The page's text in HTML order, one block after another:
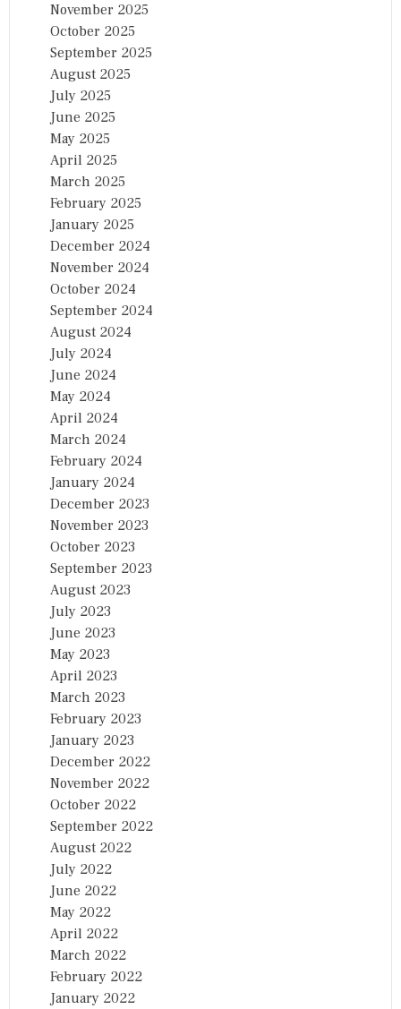
November 2025
October 2025
September 2025
August 2025
July 2025
June 2025
May 2025
April 2025
March 2025
February 2025
January 2025
December 2024
November 2024
October 2024
September 2024
August 2024
July 2024
June 2024
May 2024
April 2024
March 2024
February 2024
January 2024
December 2023
November 2023
October 2023
September 2023
August 2023
July 2023
June 2023
May 2023
April 2023
March 2023
February 2023
January 2023
December 2022
November 2022
October 2022
September 2022
August 2022
July 2022
June 2022
May 2022
April 2022
March 2022
February 2022
January 2022